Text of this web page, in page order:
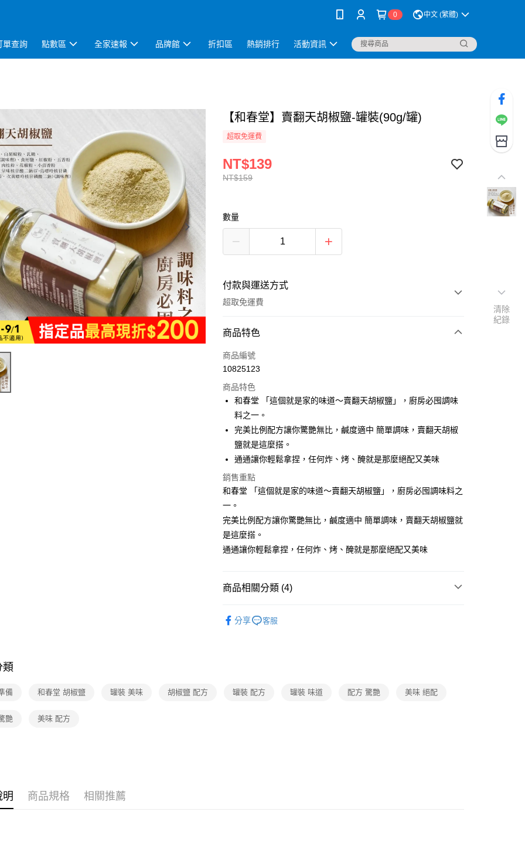
0 中文 (繁體)
單查詢 點數區 全家速報 品牌館 折扣區 熱銷排行 活動資訊
【和春堂】賣翻天胡椒鹽-罐裝(90g/罐)
超取免運費
NT$159
NT$139
數量
付款與運送方式
超取免運費
付款方式
全家線上支付
運送方式
全家取貨付款
免運費
常溫-付款後全家取貨
免運費
商品特色
商品編號
10825123
商品特色
和春堂 「這個就是家的味道～賣翻天胡椒鹽」，廚房必囤調味
料之一。
完美比例配方讓你驚艷無比，鹹度適中 簡單調味，賣翻天胡椒
鹽就是這麼搭。
通通讓你輕鬆拿捏，任何炸、烤、醃就是那麼絕配又美味
銷售重點
和春堂 「這個就是家的味道～賣翻天胡椒鹽」，廚房必囤調味料之
一。
完美比例配方讓你驚艷無比，鹹度適中 簡單調味，賣翻天胡椒鹽就
是這麼搭。
通通讓你輕鬆拿捏，任何炸、烤、醃就是那麼絕配又美味
商品相關分類 (4)
分享 客服
類
備 和春堂 胡椒鹽 罐裝 美味 胡椒鹽 配方 罐裝 配方 罐裝 味道 配方 驚艷 美味 絕配
艷 美味 配方
明 商品規格 相關推薦
清除
紀錄